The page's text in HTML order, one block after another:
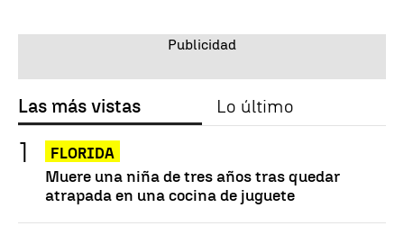
Las más vistas Lo último
FLORIDA
Muere una niña de tres años tras quedar
atrapada en una cocina de juguete